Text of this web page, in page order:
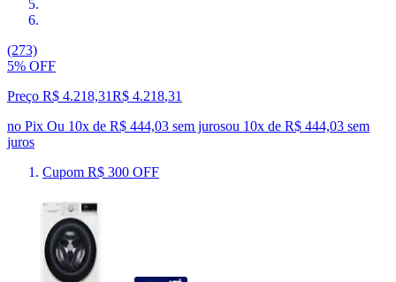
(273)
5% OFF
Preço R$ 4.218,31R$ 4.218,31
no Pix Ou 10x de R$ 444,03 sem jurosou 10x de R$ 444,03 sem
juros
Cupom R$ 300 OFF